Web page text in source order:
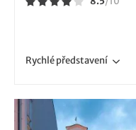
Rychlépředstavení